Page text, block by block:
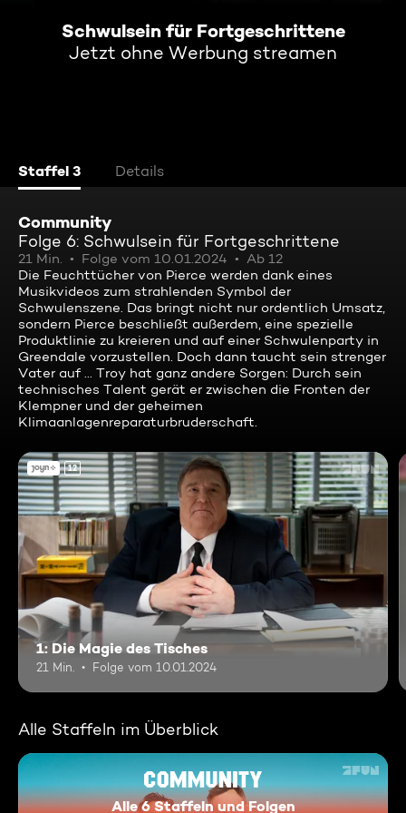
Schwulsein für Fortgeschrittene
Jetzt ohne Werbung streamen
Staffel 3 Details
Community
Folge 6: Schwulsein für Fortgeschrittene
21 Min. Folge vom 10.01.2024
Ab 12
Die Feuchttücher von Pierce werden dank eines
Musikvideos zum strahlenden Symbol der
Schwulenszene. Das bringt nicht nur ordentlich Umsatz,
sondern Pierce beschließt außerdem, eine spezielle
Produktlinie zu kreieren und auf einer Schwulenparty in
Greendale vorzustellen. Doch dann taucht sein strenger
Vater auf ... Troy hat ganz andere Sorgen: Durch sein
technisches Talent gerät er zwischen die Fronten der
Klempner und der geheimen
Klimaanlagenreparaturbruderschaft.
12
1: Die Magie des Tisches
21 Min. Folge vom 10.01.2024
Alle Staffeln im Überblick
Alle 6 Staffeln und Folgen